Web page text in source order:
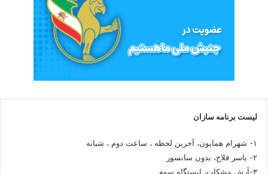
لیست برنامه سازان
۱- شهرام همایون، آخرین لحظه ، ساعت دوم ، شبانه
۲- یاسر فلاح، بدون سانسور
۳-آرش مشکات، ایستگاه سوم